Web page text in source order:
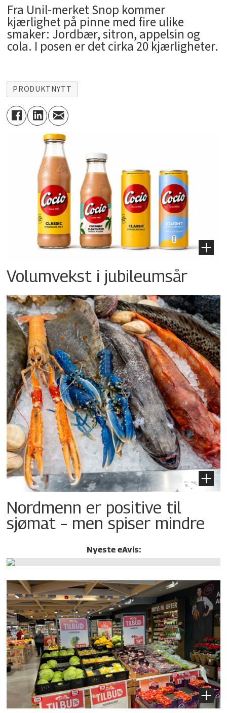
Fra Unil-merket Snop kommer
kjærlighet på pinne med fire ulike
smaker: Jordbær, sitron, appelsin og
cola. I posen er det cirka 20 kjærligheter.
PRODUKTNYTT
Volumvekst i jubileumsår
Nordmenn er positive til
sjømat – men spiser mindre
Nyeste eAvis: